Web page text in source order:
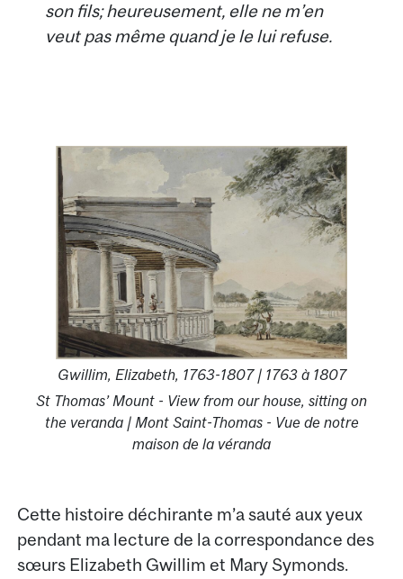
son fils; heureusement, elle ne m’en
veut pas même quand je le lui refuse.
Gwillim, Elizabeth, 1763-1807 | 1763 à 1807
St Thomas’ Mount - View from our house, sitting on
the veranda | Mont Saint-Thomas - Vue de notre
maison de la véranda
Cette histoire déchirante m’a sauté aux yeux
pendant ma lecture de la correspondance des
sœurs Elizabeth Gwillim et Mary Symonds.